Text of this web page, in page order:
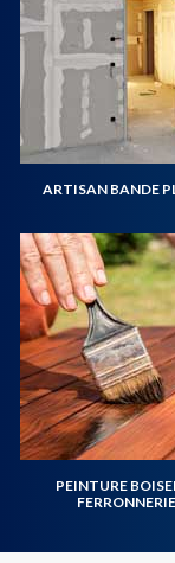
ARTISAN BANDE
PEINTURE